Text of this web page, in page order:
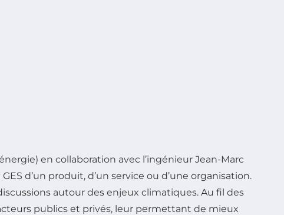
en collaboration avec l’ingénieur Jean-Marc
d’un produit, d’un service ou d’une organisation.
autour des enjeux climatiques. Au fil des
publics et privés, leur permettant de mieux